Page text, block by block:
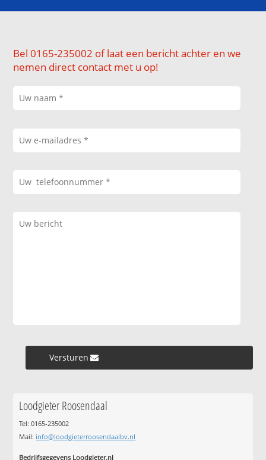
Bel 0165-235002 of laat een bericht achter en we
nemen direct contact met u op!
Versturen »
Loodgieter Roosendaal
Tel: 0165-235002
Mail: info@loodgieterroosendaalbv.nl
Bedrijfsgegevens Loodgieter.nl